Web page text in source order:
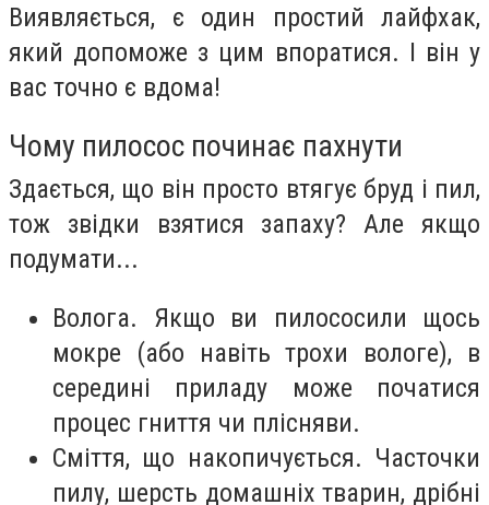
Виявляється, є один простий лайфхак,
який допоможе з цим впоратися. І він у
вас точно є вдома!
Чому пилосос починає пахнути
Здається, що він просто втягує бруд і пил,
тож звідки взятися запаху? Але якщо
подумати...
Волога. Якщо ви пилососили щось
мокре (або навіть трохи вологе), в
середині приладу може початися
процес гниття чи плісняви.
Сміття, що накопичується. Часточки
пилу, шерсть домашніх тварин, дрібні